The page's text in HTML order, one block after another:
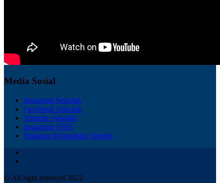
Media Sosial
Instagram Sekolah
Facebook Sekolah
Youtube Sekolah
Instagram OSIS
Halaman Komunitas Alumni
© All right reserved 2022